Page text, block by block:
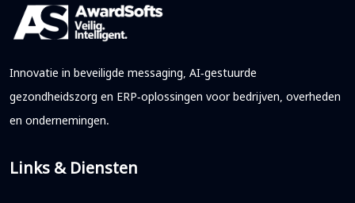
Innovatie in beveiligde messaging, AI-gestuurde
gezondheidszorg en ERP-oplossingen voor bedrijven, overheden
en ondernemingen.
Links & Diensten